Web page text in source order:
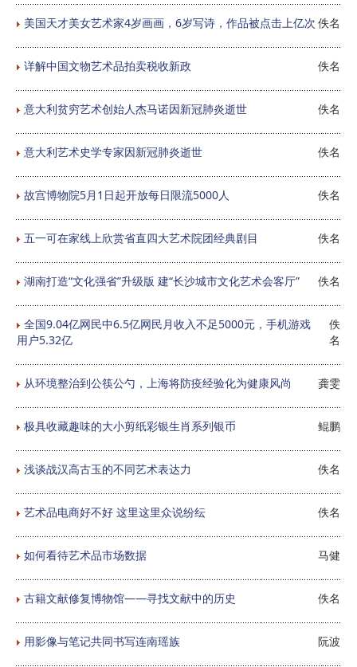
美国天才美女艺术家4岁画画，6岁写诗，作品被点击上亿次 佚名
详解中国文物艺术品拍卖税收新政 佚名
意大利贫穷艺术创始人杰马诺因新冠肺炎逝世 佚名
意大利艺术史学专家因新冠肺炎逝世 佚名
故宫博物院5月1日起开放每日限流5000人 佚名
五一可在家线上欣赏省直四大艺术院团经典剧目 佚名
湖南打造“文化强省”升级版 建“长沙城市文化艺术会客厅” 佚名
全国9.04亿网民中6.5亿网民月收入不足5000元，手机游戏
用户5.32亿
佚
名
从环境整治到公筷公勺，上海将防疫经验化为健康风尚 龚雯
极具收藏趣味的大小剪纸彩银生肖系列银币 鲲鹏
浅谈战汉高古玉的不同艺术表达力 佚名
艺术品电商好不好 这里这里众说纷纭 佚名
如何看待艺术品市场数据 马健
古籍文献修复博物馆——寻找文献中的历史 佚名
用影像与笔记共同书写连南瑶族 阮波